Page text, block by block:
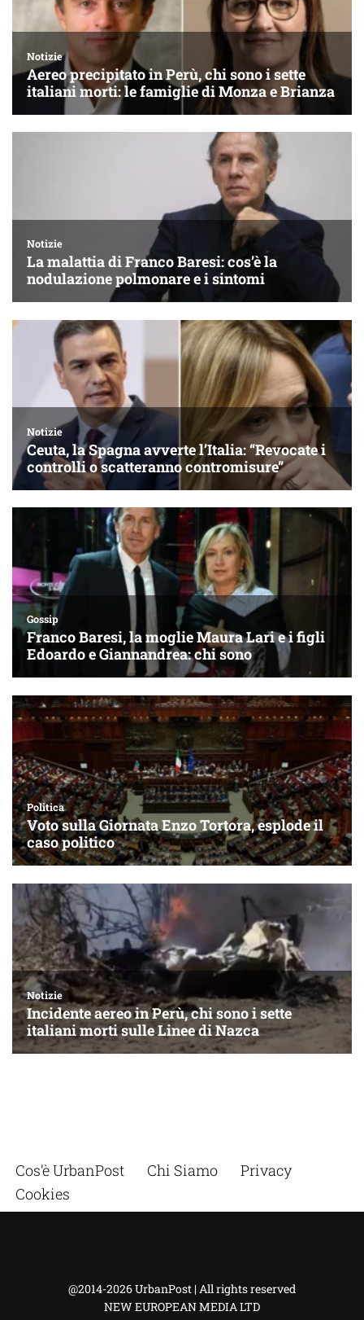
Cos’è UrbanPost Chi Siamo
Privacy
Cookies
@2014-2026 UrbanPost | All rights reserved
NEW EUROPEAN MEDIA LTD